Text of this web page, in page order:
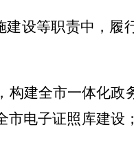
设等职责中，履
构建全市一体化政
市电子证照库建设